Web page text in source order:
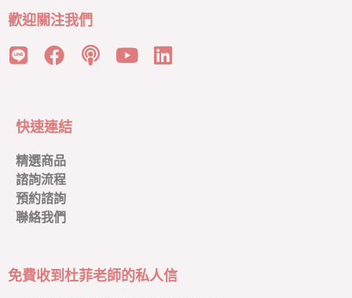
歡迎關注我們
快速連結
精選商品
諮詢流程
預約諮詢
聯絡我們
免費收到杜菲老師的私人信